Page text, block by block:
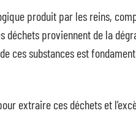
produit par les reins,
déchets proviennent de la
de ces substances est
extraire ces déchets et